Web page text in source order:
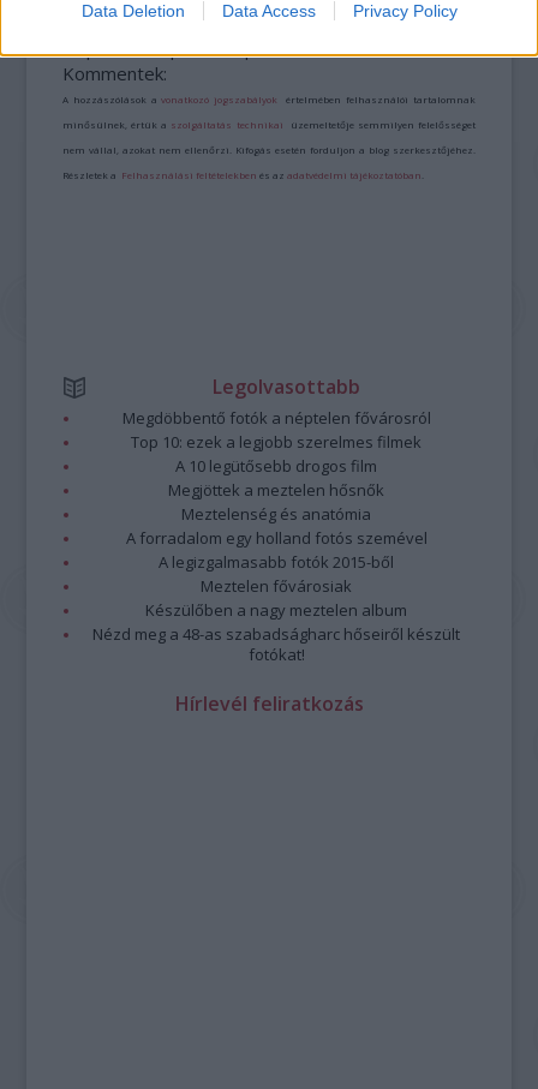
Data Deletion Data Access Privacy Policy
A bejegyzés trackback címe:
https://kulturpart.hu/api/trackback/id/7931894
Kommentek:
A hozzászólások avonatkozó jogszabályok értelmében felhasználói tartalomnak
minősülnek, értük a szolgáltatás technikai üzemeltetője semmilyen felelősséget
nem vállal, azokat nem ellenőrzi. Kifogás esetén forduljon a blog szerkesztőjéhez.
Részletek a Felhasználási feltételekben és azadatvédelmi tájékoztatóban
Legolvasottabb
Megdöbbentő fotók a néptelen fővárosról
Top 10: ezek a legjobb szerelmes filmek
A 10 legütősebb drogos film
Megjöttek a meztelen hősnők
Meztelenség és anatómia
A forradalom egy holland fotós szemével
A legizgalmasabb fotók 2015-ből
Meztelen fővárosiak
Készülőben a nagy meztelen album
Nézd meg a 48-as szabadságharc hőseiről készült
fotókat!
Hírlevél feliratkozás